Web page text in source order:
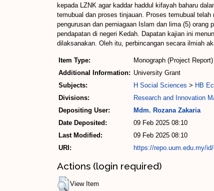
kepada LZNK agar kaddar haddul kifayah baharu
temubual dan proses tinjauan. Proses temubual
pengurusan dan perniagaan Islam dan lima (5)
pendapatan di negeri Kedah. Dapatan kajian ini
dilaksanakan. Oleh itu, perbincangan secara ilmiah
Item Type:
Monograph (Project Report)
Additional Information: University Grant
Subjects:
H Social Sciences > HB
Divisions:
Research and Innovation
Depositing User:
Mdm. Rozana Zakaria
Date Deposited:
09 Feb 2025 08:10
Last Modified:
09 Feb 2025 08:10
URI:
https://repo.uum.edu.my/
Actions (login required)
View Item